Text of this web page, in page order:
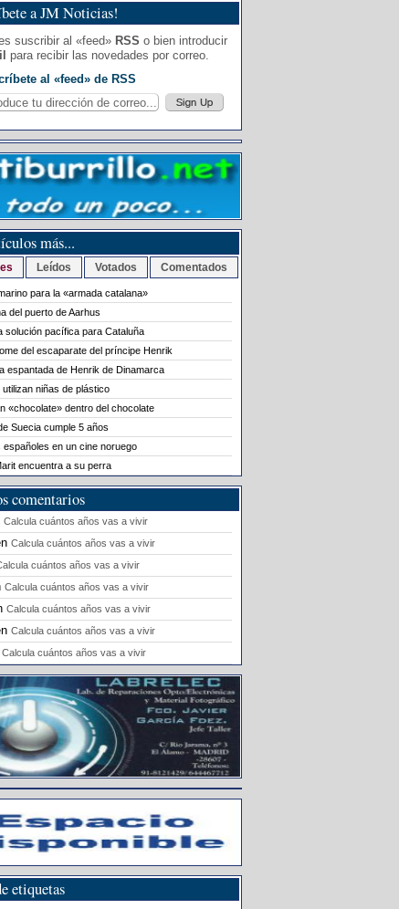
a JM Noticias!
suscribir al «feed» RSS o bien introducir
para recibir las novedades por correo.
al «feed» de RSS
más...
Leídos Votados Comentados
para la «armada catalana»
del puerto de Aarhus
solución pacífica para Cataluña
del escaparate del príncipe Henrik
espantada de Henrik de Dinamarca
utilizan niñas de plástico
«chocolate» dentro del chocolate
Suecia cumple 5 años
españoles en un cine noruego
encuentra a su perra
comentarios
Calcula cuántos años vas a vivir
Calcula cuántos años vas a vivir
cuántos años vas a vivir
Calcula cuántos años vas a vivir
Calcula cuántos años vas a vivir
Calcula cuántos años vas a vivir
Calcula cuántos años vas a vivir
etiquetas